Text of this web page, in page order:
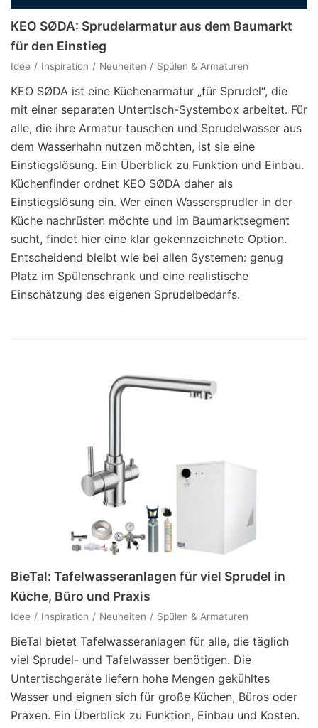
KEO SØDA: Sprudelarmatur aus dem Baumarkt
für den Einstieg
Idee Inspiration Neuheiten Spülen & Armaturen
KEO SØDA ist eine Küchenarmatur „für Sprudel“, die
mit einer separaten Untertisch-Systembox arbeitet. Für
alle, die ihre Armatur tauschen und Sprudelwasser aus
dem Wasserhahn nutzen möchten, ist sie eine
Einstiegslösung. Ein Überblick zu Funktion und Einbau.
Küchenfinder ordnet KEO SØDA daher als
Einstiegslösung ein. Wer einen Wassersprudler in der
Küche nachrüsten möchte und im Baumarktsegment
sucht, findet hier eine klar gekennzeichnete Option.
Entscheidend bleibt wie bei allen Systemen: genug
Platz im Spülenschrank und eine realistische
Einschätzung des eigenen Sprudelbedarfs.
BieTal: Tafelwasseranlagen für viel Sprudel in
Küche, Büro und Praxis
Idee Inspiration Neuheiten Spülen & Armaturen
BieTal bietet Tafelwasseranlagen für alle, die täglich
viel Sprudel- und Tafelwasser benötigen. Die
Untertischgeräte liefern hohe Mengen gekühltes
Wasser und eignen sich für große Küchen, Büros oder
Praxen. Ein Überblick zu Funktion, Einbau und Kosten.